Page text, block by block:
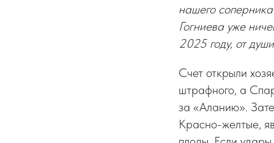
нашего
Гогниева уже
2025 году, от
Счет открыли
штрафного, а
за «Аланию».
Красно-желтые,